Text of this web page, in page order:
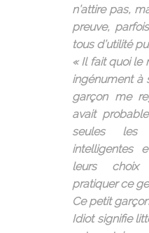
n’attire pas,
preuve,
tous d’utilité
« Il fait quoi le
ingénument à
garçon me
avait
seules les
intelligentes
leurs choix
pratiquer ce
Ce petit
Idiot signifie